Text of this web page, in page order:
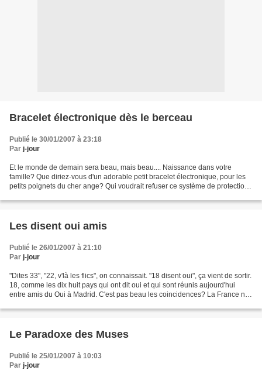
Bracelet électronique dès le berceau
Publié le 30/01/2007 à 23:18
Par j-jour
Et le monde de demain sera beau, mais beau.... Naissance dans votre
famille? Que diriez-vous d'un adorable petit bracelet électronique, pour les
petits poignets du cher ange? Qui voudrait refuser ce système de protection
Les disent oui amis
Publié le 26/01/2007 à 21:10
Par j-jour
"Dites 33", "22, v'là les flics", on connaissait. "18 disent oui", ça vient de sortir.
18, comme les dix huit pays qui ont dit oui et qui sont réunis aujourd'hui
entre amis du Oui à Madrid. C'est pas beau les coincidences? La France n'y
Le Paradoxe des Muses
Publié le 25/01/2007 à 10:03
Par j-jour